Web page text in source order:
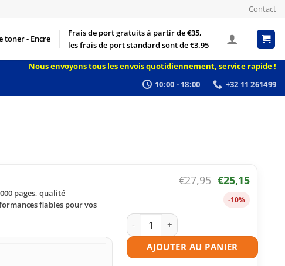
Contact
toner - Encre
Frais de port gratuits à partir de €35,
les frais de port standard sont de €3.95
Nous envoyons tous les envois quotidiennement, service rapide !
10:00 - 18:00
+32 11 261499
pages, qualité
fiables pour vos
€27,95 €25,15
-10%
quantité de Toner compatible
AJOUTER AU PANIER